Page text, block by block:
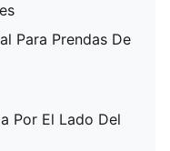
Para Prendas De
Por El Lado Del